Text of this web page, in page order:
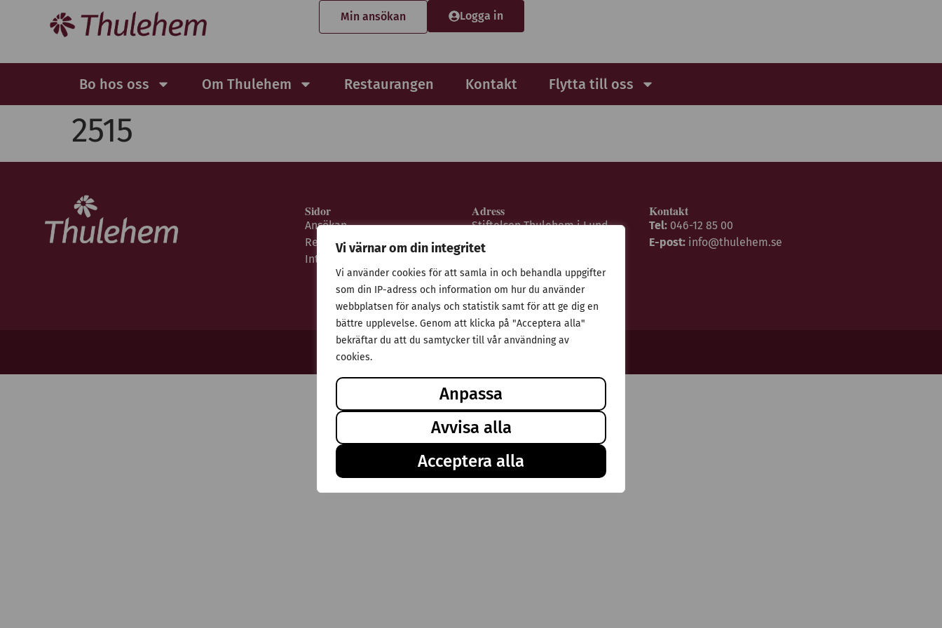
Vi värnar om din integritet
Vi använder cookies för att samla in och behandla uppgifter
som din IP-adress och information om hur du använder
webbplatsen för analys och statistik samt för att ge dig en
bättre upplevelse. Genom att klicka på "Acceptera alla"
bekräftar du att du samtycker till vår användning av
cookies.
Anpassa
Avvisa alla
Acceptera alla
Min ansökan Logga in
Bo hos oss Om Thulehem Restaurangen Kontakt Flytta till oss
2515
Sidor
Ansökan
Restaurangen
Integritetspolicy
Adress
Stiftelsen Thulehem i Lund
Thulehemsvägen 40
Kontakt
Tel: 046-12 85 00
E-post: info@thulehem.se
© Stiftelsen Thulehem 2025